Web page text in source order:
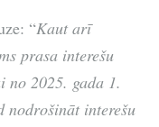
“Kaut arī
prasa interešu
no 2025. gada 1.
nodrošināt interešu